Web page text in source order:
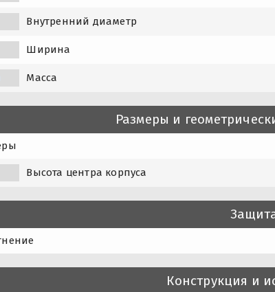
Внутренний диаметр
Ширина
Масса
Размеры и
Высота центра корпуса
Конструкция и